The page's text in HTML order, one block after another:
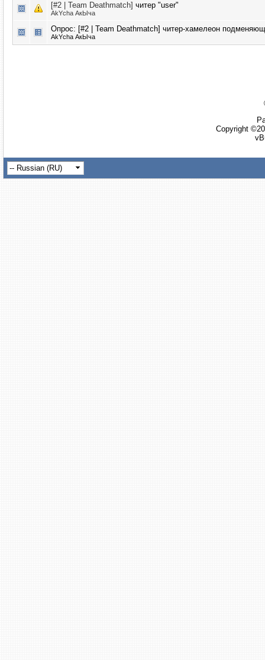
[#2 | Team Deathmatch] читер "user"
AkYcha АкЫча
Опрос: [#2 | Team Deathmatch] читер-хамелеон
AkYcha АкЫча
Copyright